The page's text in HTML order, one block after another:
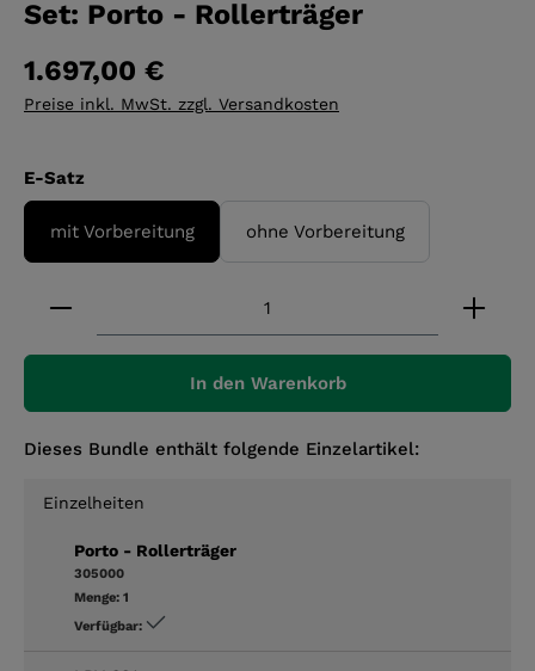
Durchschnittliche Bewertung von 0 von 5 Sternen
Set: Porto - Rollerträger
1.697,00 €
Preise inkl. MwSt. zzgl. Versandkosten
E-Satz
mit Vorbereitung ohne Vorbereitung
Produkt Anzahl: Gib den gewünschten Wert
In den Warenkorb
Dieses Bundle enthält folgende Einzelartikel:
Einzelheiten
Porto - Rollerträger
305000
Menge: 1
Verfügbar: